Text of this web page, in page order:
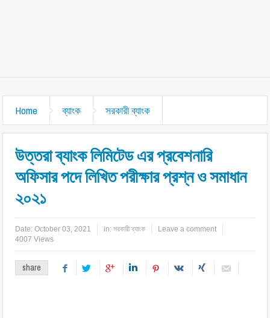
Home ব্যাংক সরকারী ব্যাংক
উত্তরা ব্যাংক লিমিটেড এর প্রবেশনারি
অফিসার পদে লিখিত পরীক্ষার প্রশ্ন ও সমাধান
২০২১
Date:October 03, 2021 in:সরকারী ব্যাংক
Leave a comment
4007 Views
share